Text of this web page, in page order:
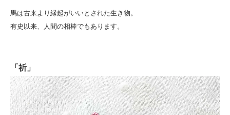
馬は古来より縁起がいいとされた生き物。
有史以来、人間の相棒でもあります。
「祈」